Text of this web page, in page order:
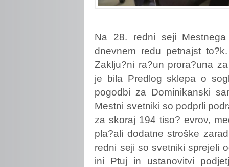
Na 28. redni seji
dnevnem redu petnajst
Zaklju?ni ra?un prora?una
je bila Predlog sklepa o
pogodbi za Dominikanski
Mestni svetniki so podprli
za skoraj 194 tiso? evrov,
pla?ali dodatne stroške
redni seji so svetniki sprejeli
ini Ptuj in ustanovitvi